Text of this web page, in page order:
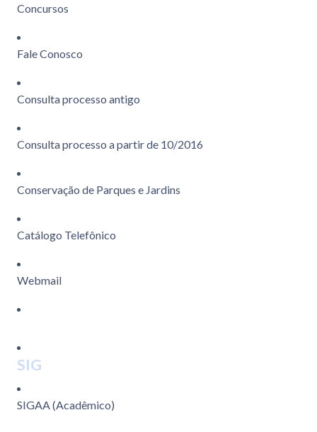
Concursos
Fale Conosco
Consulta processo antigo
Consulta processo a partir de 10/2016
Conservação de Parques e Jardins
Catálogo Telefônico
Webmail
SIG
SIGAA (Acadêmico)